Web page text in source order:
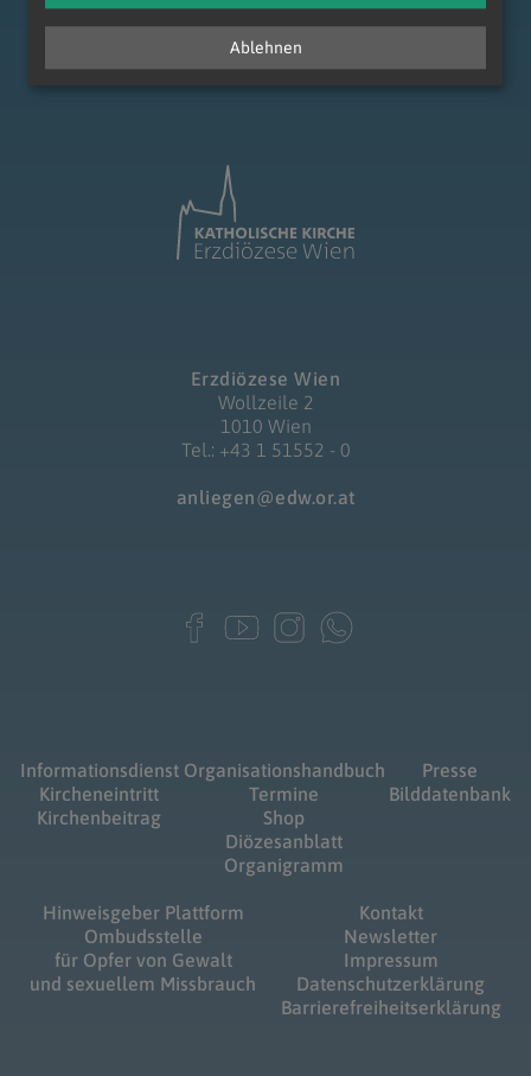
zum Anfang der Seite
Erzdiözese Wien
Wollzeile 2
1010 Wien
Tel.: +43 1 51552 - 0
anliegen@edw.or.at
Informationsdienst
Kircheneintritt
Kirchenbeitrag
Organisationshandbuch
Termine
Shop
Diözesanblatt
Organigramm
Presse
Bilddatenbank
Hinweisgeber Plattform
Ombudsstelle
für Opfer von Gewalt
und sexuellem Missbrauch
Kontakt
Newsletter
Impressum
Datenschutzerklärung
Barrierefreiheitserklärung
Ablehnen